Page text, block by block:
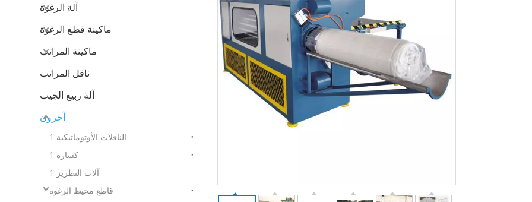
آلة الرغوة
ماكينة قطع الرغوة
ماكينة المراتب
ناقل المراتب
آلة ربيع الجيب
آحرون
الناقلات الأوتوماتيكية 1
كسارة 1
آلات التطريز 1
قاطع محيط الرغوة